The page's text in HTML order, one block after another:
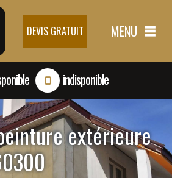
DEVIS GRATUIT MENU
indisponible
extérieure